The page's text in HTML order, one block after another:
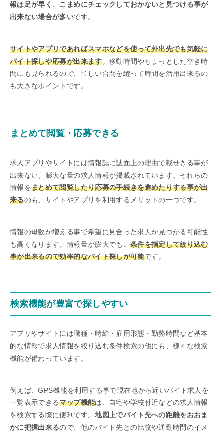
報は足が早く 、 こまめにチェックしておかないと見つける事が
出来ない場合が多いです。
サイトやアプリであればスマホなどを使って外出先でも気軽に
バイト探しや応募が出来ます。移動時間やちょっとした空き時
間にも見られるので、忙しい合間を縫って時間を活用出来るの
も大きなポイントです。
まとめて閲覧・応募できる
求人アプリやサイトには情報誌に誌面上の理由で載せきる事が
出来ない、膨大な量の求人情報が掲載されています。それらの
情報をまとめて閲覧したり応募の手続きを進めたりする事が出
来るのも、サイトやアプリを利用するメリットの一つです。
情報の母数が増える事で希望に見合った求人が見つかる可能性
も高くなります。情報量が膨大でも、 条件を指定して絞り込む
事が出来るので効率的なバイト探しが可能です。
検索機能が豊富で探しやすい
アプリやサイトには職種・時給・雇用形態・勤務時間など基本
的な情報で求人情報を絞り込む条件検索の他にも、様々な検索
機能が備わっています。
例えば、GPS機能を利用する事で現在地から近いバイト求人を
一覧表示できるマップ機能は、自宅や学校付近などの求人情報
を検索する際に便利です。地図上でバイト先への距離をおおま
かに把握出来るので、他のバイト先との比較や通勤時間のイメ